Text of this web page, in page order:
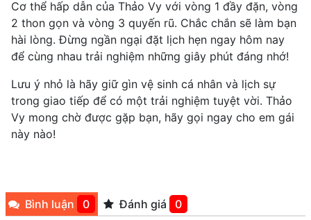
Cơ thể hấp dẫn của Thảo Vy với vòng 1 đầy đặn, vòng
2 thon gọn và vòng 3 quyến rũ. Chắc chắn sẽ làm bạn
hài lòng. Đừng ngần ngại đặt lịch hẹn ngay hôm nay
để cùng nhau trải nghiệm những giây phút đáng nhớ!
Lưu ý nhỏ là hãy giữ gìn vệ sinh cá nhân và lịch sự
trong giao tiếp để có một trải nghiệm tuyệt vời. Thảo
Vy mong chờ được gặp bạn, hãy gọi ngay cho em gái
này nào!
Bình luận 0 Đánh giá 0